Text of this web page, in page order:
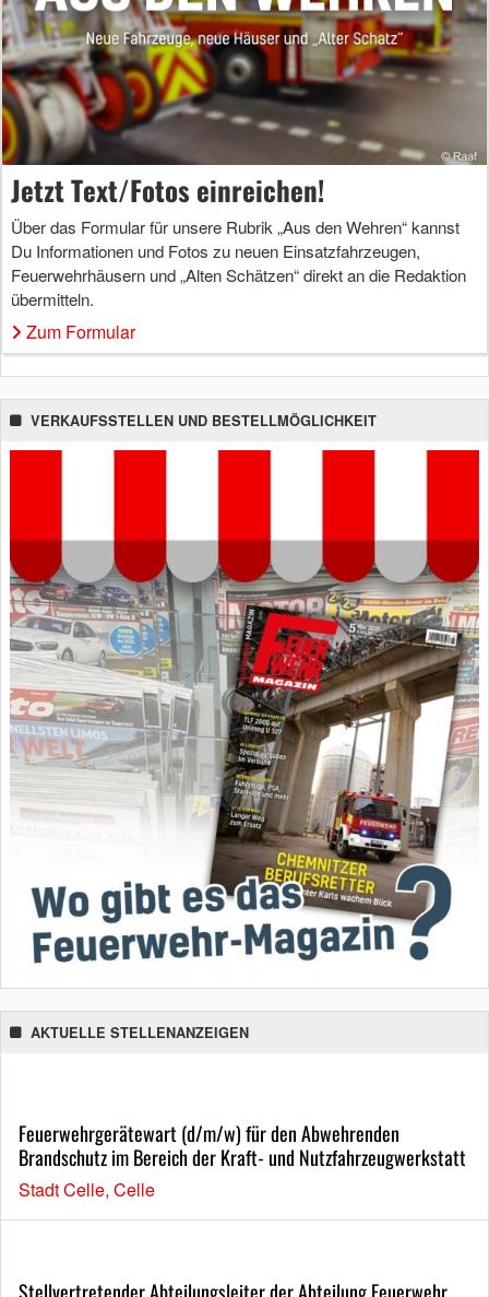
Jetzt Text/Fotos einreichen!
Über das Formular für unsere Rubrik „Aus den Wehren“ kannst
Du Informationen und Fotos zu neuen Einsatzfahrzeugen,
Feuerwehrhäusern und „Alten Schätzen“ direkt an die Redaktion
übermitteln.
Zum Formular
VERKAUFSSTELLEN UND BESTELLMÖGLICHKEIT
AKTUELLE STELLENANZEIGEN
Feuerwehrgerätewart (d/m/w) für den Abwehrenden
Brandschutz im Bereich der Kraft- und Nutzfahrzeugwerkstatt
Stadt Celle, Celle
Stellvertretender Abteilungsleiter der Abteilung Feuerwehr